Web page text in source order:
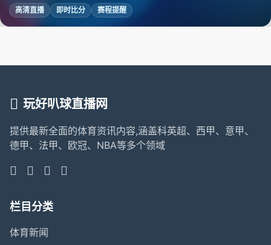
高清直播 即时比分 赛程提醒
玩好叭球直播网
提供最新全面的体育资讯内容,涵盖科英超、西甲、意甲、
德甲、法甲、欧冠、NBA等多个领域
栏目分类
体育新闻